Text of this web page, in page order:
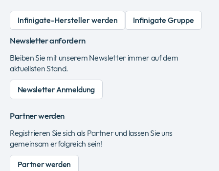
Infinigate-Hersteller werden Infinigate Gruppe
Newsletter anfordern
Bleiben Sie mit unserem Newsletter immer auf dem
aktuellsten Stand.
Newsletter Anmeldung
Partner werden
Registrieren Sie sich als Partner und lassen Sie uns
gemeinsam erfolgreich sein!
Partner werden